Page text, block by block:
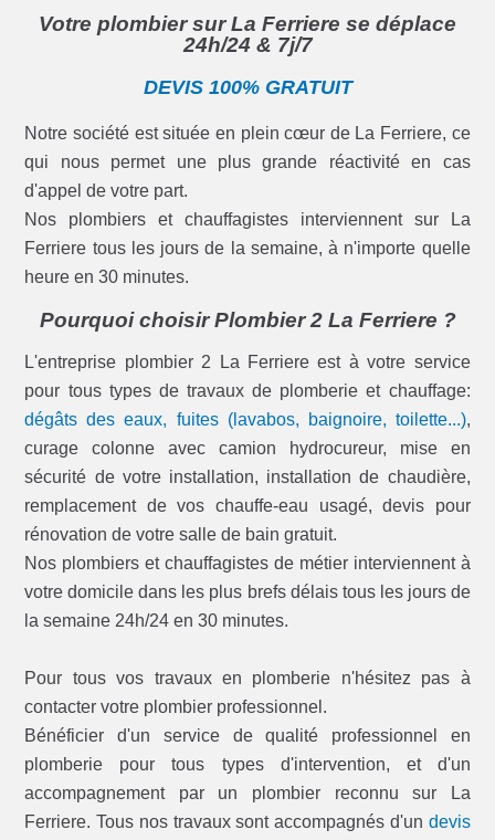
Votre plombier sur La Ferriere se déplace
24h/24 & 7j/7
DEVIS 100% GRATUIT
Notre société est située en plein cœur de La Ferriere, ce
qui nous permet une plus grande réactivité en cas
d'appel de votre part.
Nos plombiers et chauffagistes interviennent sur La
Ferriere tous les jours de la semaine, à n'importe quelle
heure en 30 minutes.
Pourquoi choisir Plombier 2 La Ferriere ?
L'entreprise plombier 2 La Ferriere est à votre service
pour tous types de travaux de plomberie et chauffage:
dégâts des eaux, fuites (lavabos, baignoire, toilette...),
curage colonne avec camion hydrocureur, mise en
sécurité de votre installation, installation de chaudière,
remplacement de vos chauffe-eau usagé, devis pour
rénovation de votre salle de bain gratuit.
Nos plombiers et chauffagistes de métier interviennent à
votre domicile dans les plus brefs délais tous les jours de
la semaine 24h/24 en 30 minutes.
Pour tous vos travaux en plomberie n'hésitez pas à
contacter votre plombier professionnel.
Bénéficier d'un service de qualité professionnel en
plomberie pour tous types d'intervention, et d'un
accompagnement par un plombier reconnu sur La
Ferriere. Tous nos travaux sont accompagnés d'un devis